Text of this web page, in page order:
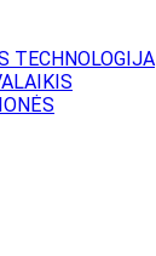
TECHNOLOGIJA